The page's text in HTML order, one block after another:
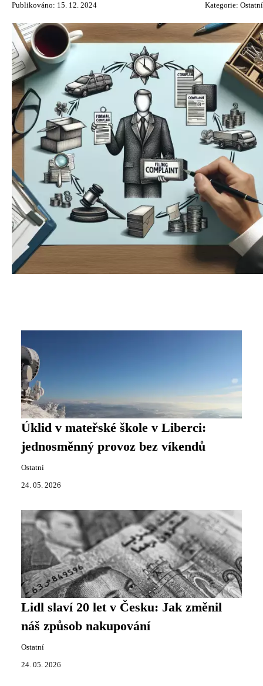
Publikováno: 15. 12. 2024 Kategorie: Ostatní
Úklid v mateřské škole v Liberci:
jednosměnný provoz bez víkendů
Ostatní
24. 05. 2026
Lidl slaví 20 let v Česku: Jak změnil
náš způsob nakupování
Ostatní
24. 05. 2026